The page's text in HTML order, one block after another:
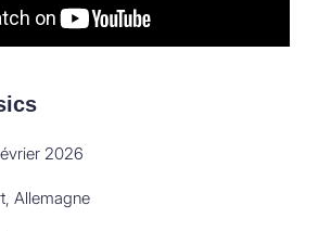
2026
Allemagne